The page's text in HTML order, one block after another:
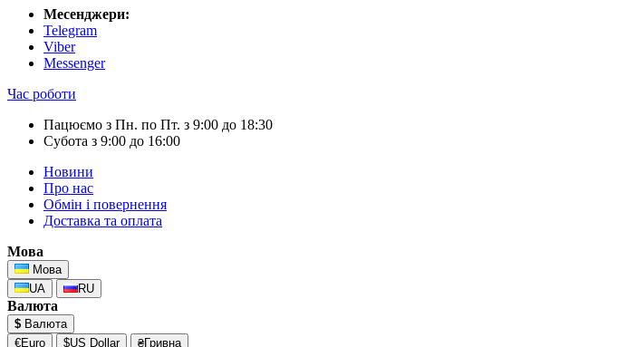
Месенджери:
Telegram
Viber
Messenger
Час роботи
Пацюємо з Пн. по Пт. з 9:00 до 18:30
Субота з 9:00 до 16:00
Новини
Про нас
Обмін і повернення
Доставка та оплата
Мова
Мова
UA
RU
Валюта
$ Валюта
€Euro
$US Dollar ₴Гривна